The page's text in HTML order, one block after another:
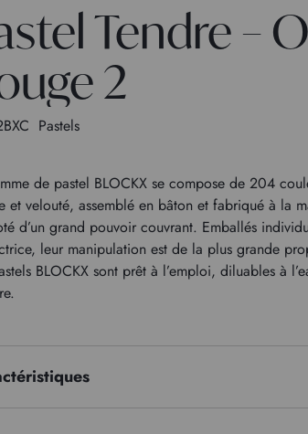
Tendre –
2
Pastels
de pastel BLOCKX se compose de 204
et velouté, assemblé en bâton et fabriqué à la
d’un grand pouvoir couvrant. Emballés
leur manipulation est de la plus grande
BLOCKX sont prêt à l’emploi, diluables à